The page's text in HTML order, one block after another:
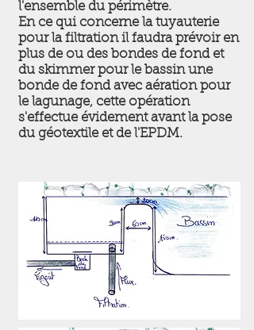
l'ensemble du périmètre.
En ce qui concerne la tuyauterie
pour la filtration il faudra prévoir en
plus de ou des bondes de fond et
du skimmer pour le bassin une
bonde de fond avec aération pour
le lagunage, cette opération
s'effectue évidement avant la pose
du géotextile et de l'EPDM.